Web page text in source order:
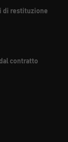
di restituzione
contratto